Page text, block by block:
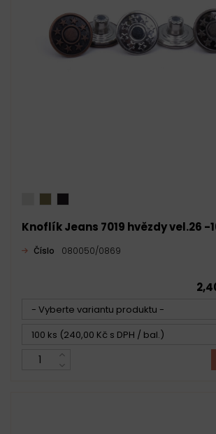
Knoflík Jeans 7019 hvězdy vel.26 -
Číslo 080050/0869
- Vyberte variantu produktu -
100 ks (240,00 Kč s DPH / bal.)